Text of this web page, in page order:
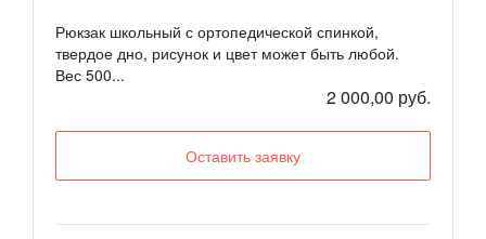
Рюкзак школьный с ортопедической спинкой,
твердое дно, рисунок и цвет может быть любой.
Вес 500...
2 000,00 руб.
Оставить заявку